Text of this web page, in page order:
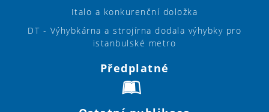
Italo a konkurenční doložka
DT - Výhybkárna a strojírna dodala výhybky pro
istanbulské metro
Předplatné